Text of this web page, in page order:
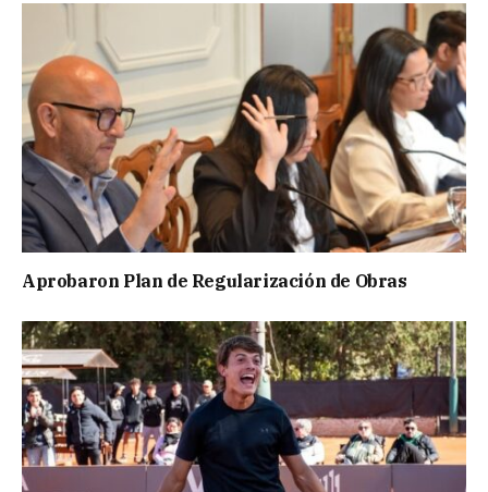
Aprobaron Plan de Regularización de Obras